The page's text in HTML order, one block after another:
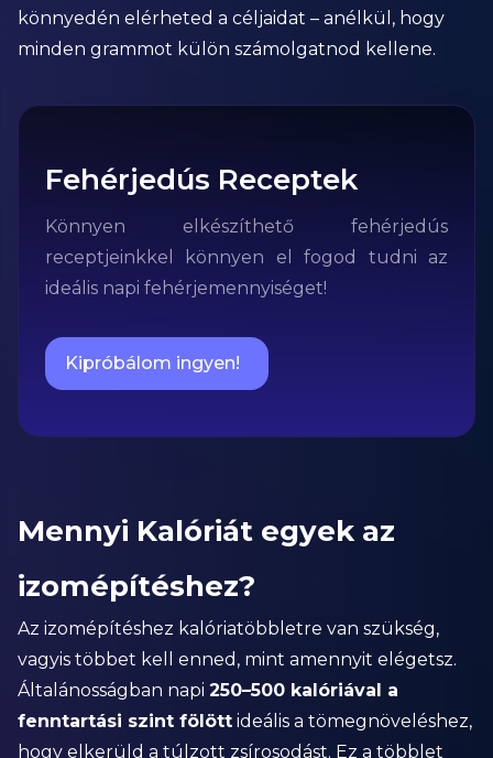
könnyedén elérheted a céljaidat – anélkül, hogy
minden grammot külön számolgatnod kellene.
Fehérjedús Receptek
Könnyen elkészíthető fehérjedús
receptjeinkkel könnyen el fogod tudni az
ideális napi fehérjemennyiséget!
Kipróbálom ingyen!
Mennyi Kalóriát egyek az
izomépítéshez?
Az izomépítéshez kalóriatöbbletre van szükség,
vagyis többet kell enned, mint amennyit elégetsz.
Általánosságban napi 250–500 kalóriával a
fenntartási szint fölött ideális a tömegnöveléshez,
hogy elkerüld a túlzott zsírosodást. Ez a többlet